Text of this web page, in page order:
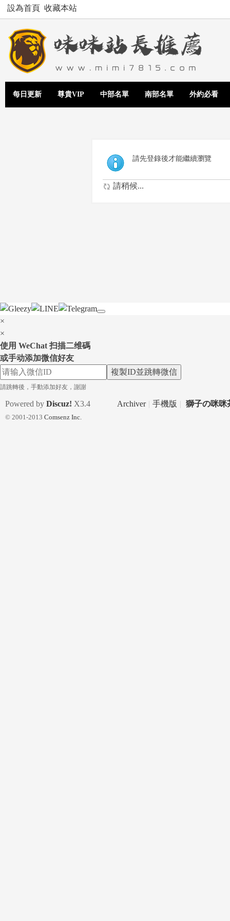
設為首頁 收藏本站
每日更新 尊貴VIP 中部名單 南部名單 外約必看
請先登錄後才能繼續瀏覽
請稍候...
×
×
使用 WeChat 扫描二维碼
或手动添加微信好友
複製ID並跳轉微信
請跳轉後，手動添加好友，謝謝
Archiver | 手機版 | 獅子の咪咪
Powered by Discuz! X3.4
© 2001-2013 Comsenz Inc.